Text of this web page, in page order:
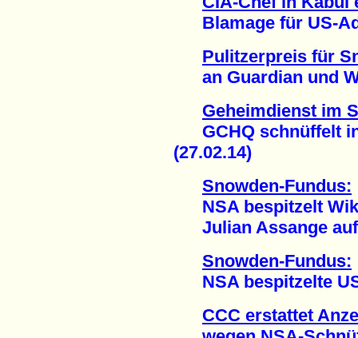
Blamage für US-
Pulitzerpreis für
an Guardian und
Geheimdienst im
GCHQ schnüffelt
(27.02.14)
Snowden-Fundus:
NSA bespitzelt
Julian Assange auf
Snowden-Fundus:
NSA bespitzelte
CCC erstattet